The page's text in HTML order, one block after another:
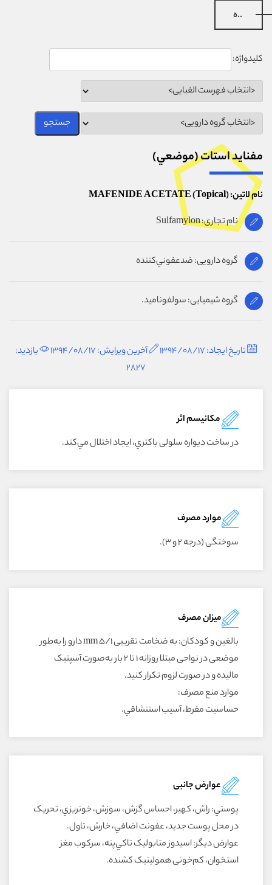
..ه
کلیدواژه:
مفنايد استات (موضعي)
نام لاتین: MAFENIDE ACETATE (Topical)
نام تجاری: Sulfamylon
گروه دارویی: ضدعفوني‌كننده
گروه شیمیایی: سولفوناميد.
تاریخ ایجاد: 1394/08/17 آخرین ویرایش: 1394/08/17
بازدید:
2827
مکانیسم اثر
در ساخت ديواره سلولى باکتري، ايجاد اختلال مي‌کند.
موارد مصرف
سوختگى (درجه ۲ و ۳).
میزان مصرف
بالغين و کودکان: به ضخامت تقريبى ۵/۱ mm دارو را به‌طور
موضعى در نواحى مبتلا روزانه ۱ تا ۲ بار به‌صورت آسپتيک
ماليده و در صورت لزوم تکرار کنيد.
موارد منع مصرف:
حساسيت مفرط، آسيب استنشاقي.
عوارض جانبی
پوستي: راش، کهير، احساس گزش، سوزش، خونريزي، تحريک
در محل پوست جديد، عفونت اضافي، خارش، تاول.
عوارض ديگر: اسيدوز متابوليک تاکي‌پنه، سرکوب مغز
استخوان، کم‌خونى هموليتيک کشنده.